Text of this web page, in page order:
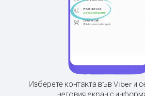
Изберете контакта във Viber и
неговия екран с